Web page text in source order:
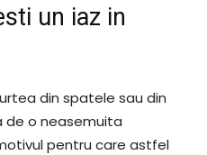
un iaz in
din spatele sau din
de o neasemuita
pentru care astfel